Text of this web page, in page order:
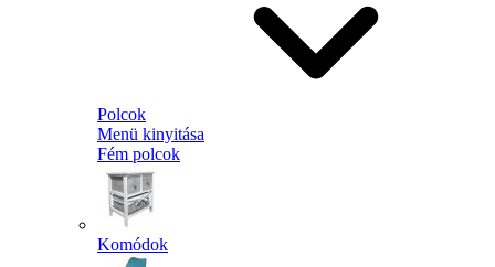
Polcok
Menü kinyitása
Fém polcok
Komódok